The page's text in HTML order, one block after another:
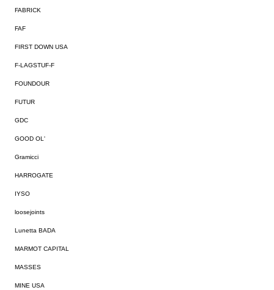
FABRICK
FAF
FIRST DOWN USA
F-LAGSTUF-F
FOUNDOUR
FUTUR
GDC
GOOD OL'
Gramicci
HARROGATE
IYSO
loosejoints
Lunetta BADA
MARMOT CAPITAL
MASSES
MINE USA